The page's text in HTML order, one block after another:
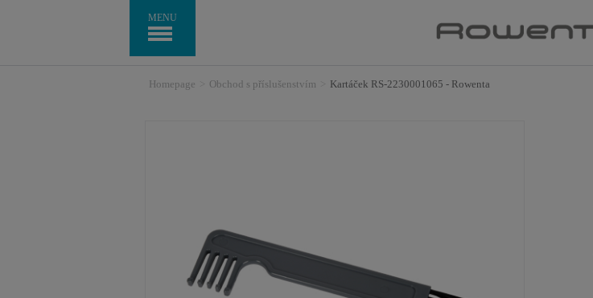
MENU
Homepage Obchod s příslušenstvím Kartáček RS-2230001065 - Rowenta